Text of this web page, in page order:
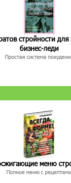
стройности для
бизнес-леди
Простая система
меню
Полное меню с рецептами